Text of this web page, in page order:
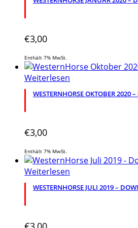
€3,00
Enthält 7% MwSt.
Weiterlesen
WESTERNHORSE OKTOBER 2020
€3,00
Enthält 7% MwSt.
Weiterlesen
WESTERNHORSE JULI 2019 –